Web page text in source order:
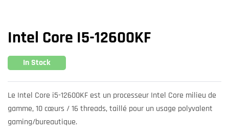
Intel Core I5-12600KF
In Stock
Le Intel Core i5-12600KF est un processeur Intel Core milieu de
gamme, 10 cœurs / 16 threads, taillé pour un usage polyvalent
gaming/bureautique.